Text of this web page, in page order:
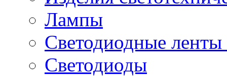
Лампы
Светодиодные
Светодиоды